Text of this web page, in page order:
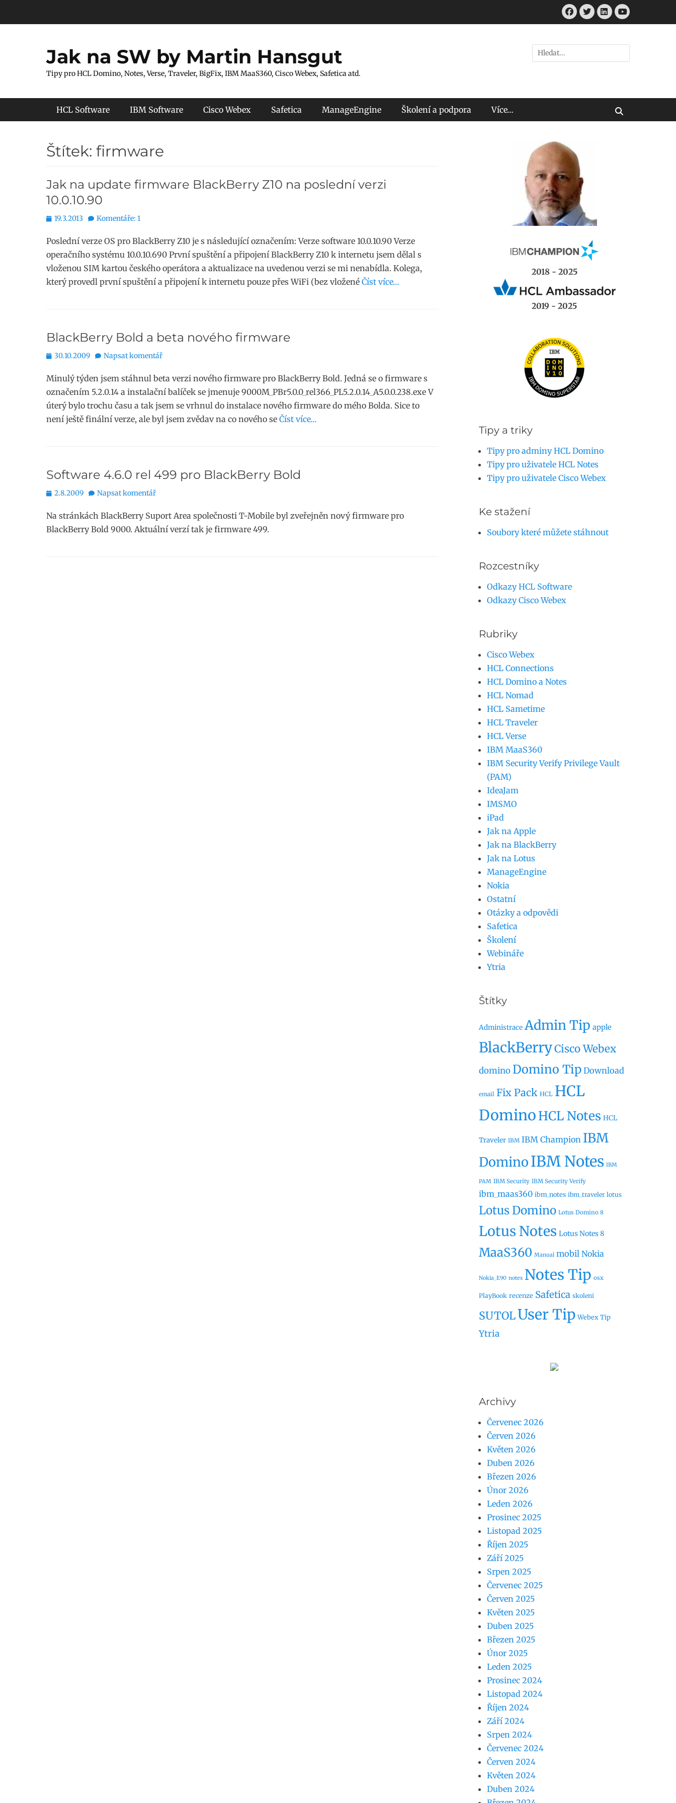
Facebook
Twitter
LinkedIn
Youtube
Jak na SW by Martin Hansgut
Tipy pro HCL Domino, Notes, Verse, Traveler, BigFix, IBM MaaS360, Cisco Webex, Safetica atd.
Hledat:
Hlavní menu
HCL Software IBM Software Cisco Webex Safetica ManageEngine Školení a podpora Více…
Štítek: firmware
Jak na update firmware BlackBerry Z10 na poslední verzi
10.0.10.90
Publikováno
19.3.2013 Komentáře: 1
Poslední verze OS pro BlackBerry Z10 je s následující označením: Verze software 10.0.10.90 Verze
operačního systému 10.0.10.690 První spuštění a připojení BlackBerry Z10 k internetu jsem dělal s
vloženou SIM kartou českého operátora a aktualizace na uvedenou verzi se mi nenabídla. Kolega,
který provedl první spuštění a připojení k internetu pouze přes WiFi (bez vložené Číst více…
BlackBerry Bold a beta nového firmware
Publikováno
30.10.2009 Napsat komentář
Minulý týden jsem stáhnul beta verzi nového firmware pro BlackBerry Bold. Jedná se o firmware s
označením 5.2.0.14 a instalační balíček se jmenuje 9000M_PBr5.0.0_rel366_PL5.2.0.14_A5.0.0.238.exe V
úterý bylo trochu času a tak jsem se vrhnul do instalace nového firmware do mého Bolda. Sice to
není ještě finální verze, ale byl jsem zvědav na co nového se Číst více…
Software 4.6.0 rel 499 pro BlackBerry Bold
Publikováno
2.8.2009 Napsat komentář
Na stránkách BlackBerry Suport Area společnosti T-Mobile byl zveřejněn nový firmware pro
BlackBerry Bold 9000. Aktuální verzí tak je firmware 499.
2018 - 2025
2019 - 2025
Tipy a triky
Tipy pro adminy HCL Domino
Tipy pro uživatele HCL Notes
Tipy pro uživatele Cisco Webex
Ke stažení
Soubory které můžete stáhnout
Rozcestníky
Odkazy HCL Software
Odkazy Cisco Webex
Rubriky
Cisco Webex
HCL Connections
HCL Domino a Notes
HCL Nomad
HCL Sametime
HCL Traveler
HCL Verse
IBM MaaS360
IBM Security Verify Privilege Vault
(PAM)
IdeaJam
IMSMO
iPad
Jak na Apple
Jak na BlackBerry
Jak na Lotus
ManageEngine
Nokia
Ostatní
Otázky a odpovědi
Safetica
Školení
Webináře
Ytria
Štítky
Administrace Admin Tip apple
BlackBerryCisco Webex
domino Domino Tip Download
email Fix Pack HCL HCL
DominoHCL Notes HCL
Traveler IBM IBM Champion IBM
DominoIBM Notes IBM
PAM IBM Security IBM Security Verify
ibm_maas360 ibm_notes ibm_traveler lotus
Lotus Domino Lotus Domino 8
Lotus Notes Lotus Notes 8
MaaS360 Manual mobil Nokia
Nokia_E90 notes Notes Tip osx
PlayBook recenze Safetica skoleni
SUTOLUser Tip Webex Tip
Ytria
Archivy
Červenec 2026
Červen 2026
Květen 2026
Duben 2026
Březen 2026
Únor 2026
Leden 2026
Prosinec 2025
Listopad 2025
Říjen 2025
Září 2025
Srpen 2025
Červenec 2025
Červen 2025
Květen 2025
Duben 2025
Březen 2025
Únor 2025
Leden 2025
Prosinec 2024
Listopad 2024
Říjen 2024
Září 2024
Srpen 2024
Červenec 2024
Červen 2024
Květen 2024
Duben 2024